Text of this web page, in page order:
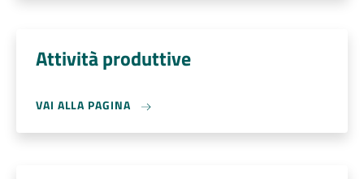
Attività produttive
VAI ALLA PAGINA